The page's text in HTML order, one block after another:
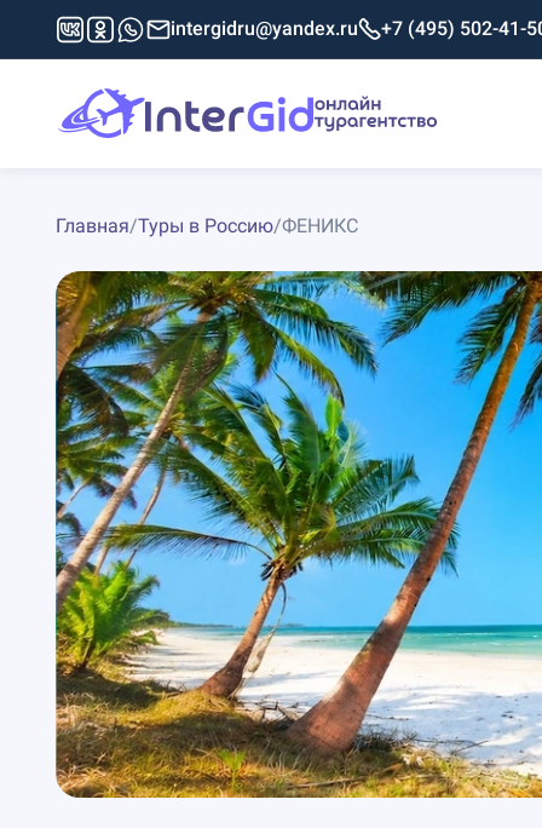
intergidru@yandex.ru +7 (495) 502-41-
Главная/Туры в Россию/ФЕНИКС